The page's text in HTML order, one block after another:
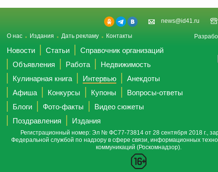
news@id41.ru
О нас Издания Дать рекламу Контакты
Новости Статьи
Справочник организаций
Объявления
Работа
Недвижимость
Кулинарная книга
Интервью
Анекдоты
Афиша
Конкурсы Купоны
Вопросы-ответы
Блоги
Фото-факты
Видео сюжеты
Поздравления
Издания
Регистрационный номер: Эл № ФС77-73814 от 28 сентября 2018 г.,
Федеральной службой по надзору в сфере связи, информационных
коммуникаций (Роскомнадзор).